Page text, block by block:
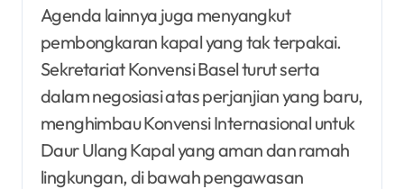
Agenda lainnya juga menyangkut
pembongkaran kapal yang tak terpakai.
Sekretariat Konvensi Basel turut serta
dalam negosiasi atas perjanjian yang baru,
menghimbau Konvensi Internasional untuk
Daur Ulang Kapal yang aman dan ramah
lingkungan, di bawah pengawasan